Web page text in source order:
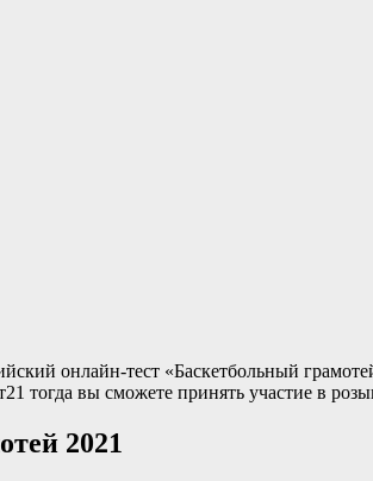
онлайн-тест «Баскетбольный
тогда вы сможете принять участие в
2021